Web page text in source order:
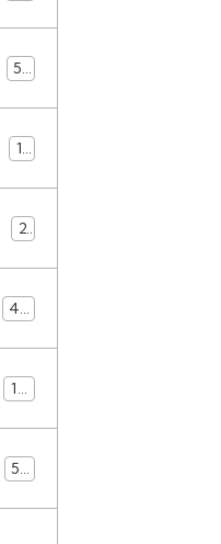
50
13
22
44
110
55